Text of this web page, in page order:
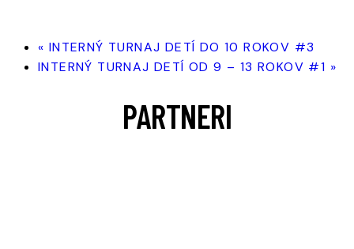
« INTERNÝ TURNAJ DETÍ DO 10 ROKOV #3
INTERNÝ TURNAJ DETÍ OD 9 – 13 ROKOV #1 »
PARTNERI